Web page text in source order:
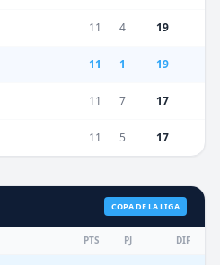
11 4 19
11 1 19
11 7 17
11 5 17
COPA DE LA LIGA
PTS PJ DIF